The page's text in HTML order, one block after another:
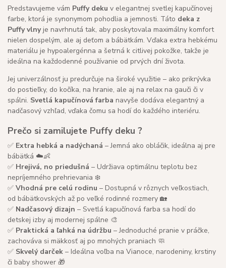
Predstavujeme vám Puffy deku v elegantnej svetlej kapučínovej
farbe, ktorá je synonymom pohodlia a jemnosti. Táto deka z
Puffy vlnyje navrhnutá tak, aby poskytovala maximálny komfort
nielen dospelým, ale aj deťom a bábätkám. Vďaka extra hebkému
materiálu je hypoalergénna a šetrná k citlivej pokožke, takže je
ideálna na každodenné používanie od prvých dní života.
Jej univerzálnosť ju predurčuje na široké využitie – ako prikrývka
do postieľky, do kočíka, na hranie, ale aj na relax na gauči či v
spálni. Svetlá kapučínová farba navyše dodáva elegantný a
nadčasový vzhľad, vďaka čomu sa hodí do každého interiéru.
Prečo si zamilujete Puffy deku ?
✅ Extra hebká a nadýchaná – Jemná ako obláčik, ideálna aj pre
bábätká ☁️👶
✅ Hrejivá, no priedušná – Udržiava optimálnu teplotu bez
nepríjemného prehrievania ❄️
✅ Vhodná pre celú rodinu – Dostupná v rôznych veľkostiach,
od bábätkovských až po veľké rodinné rozmery 🏡
✅ Nadčasový dizajn – Svetlá kapučínová farba sa hodí do
detskej izby aj modernej spálne 🎨
✅ Praktická a ľahká na údržbu – Jednoduché pranie v práčke,
zachováva si mäkkosť aj po mnohých praniach 🧼
✅ Skvelý darček – Ideálna voľba na Vianoce, narodeniny, krstiny
či baby shower 🎁